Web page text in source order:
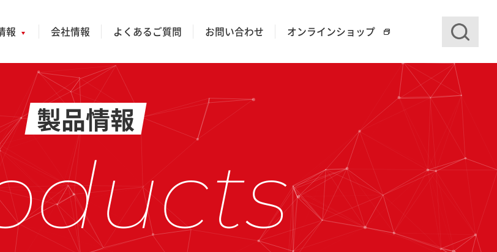
報 会社情報 よくあるご質問 お問い合わせ オンラインショップ
製品情報